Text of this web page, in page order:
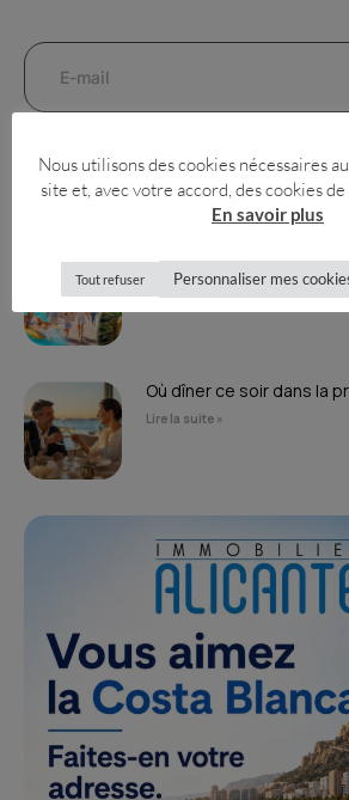
NOS DERNIERS ARTICLES
Où s’amuser dans la
Lire la suite »
Où dîner ce soir dans la
Lire la suite »
Nous utilisons des cookies nécessaires
site et, avec votre accord, des cookies de
En savoir plus
Tout refuser Personnaliser mes